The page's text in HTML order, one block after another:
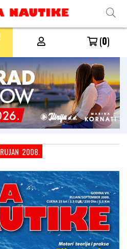
(0)
RUJAN 2008.